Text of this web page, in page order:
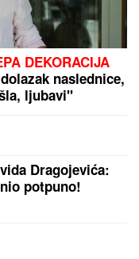
DEKORACIJA
naslednice,
ljubavi"
Dragojevića:
potpuno!